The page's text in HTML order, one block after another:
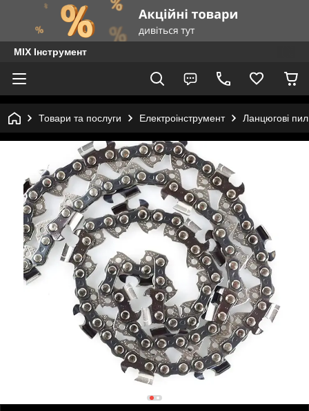
MIX Інструмент
Товари та послуги Електроінструмент Ланцюгові